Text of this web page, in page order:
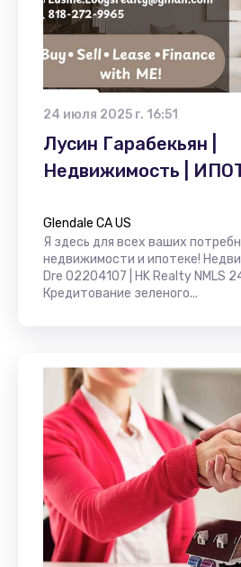
24 июля 2025 г. 16:51
Лусин Гарабекьян |
Недвижимость |
Glendale CA US
Я здесь для всех ваших
недвижимости и ипотеке!
Dre 02204107 | HK Realty NMLS
Кредитование зеленого...